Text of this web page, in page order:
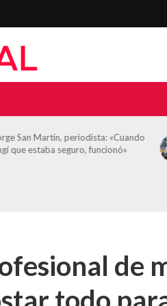
San Martín, periodista: «Cuando
que estaba seguro, funcionó»
de